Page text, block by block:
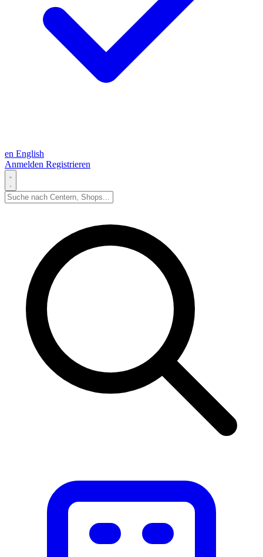
en English
Anmelden Registrieren